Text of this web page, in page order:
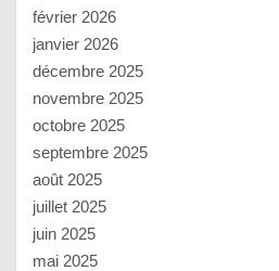
février 2026
janvier 2026
décembre 2025
novembre 2025
octobre 2025
septembre 2025
août 2025
juillet 2025
juin 2025
mai 2025